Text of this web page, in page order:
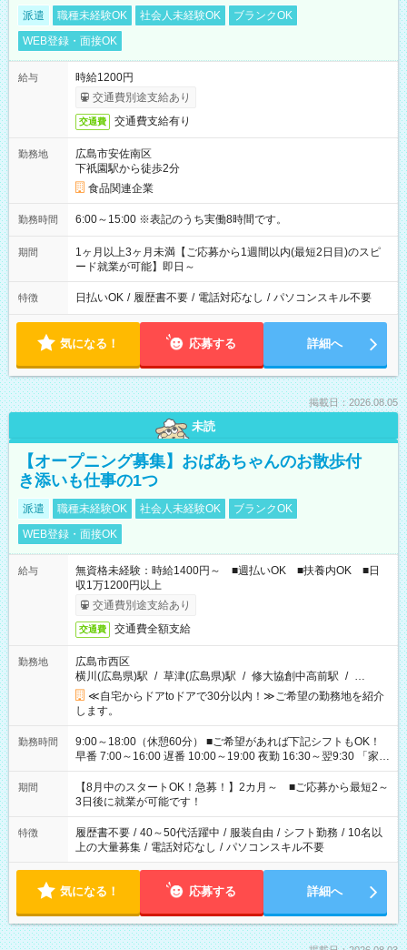
派遣 職種未経験OK 社会人未経験OK
ブランクOK
WEB登録・面接OK
給与
時給1200円
交通費別途支給あり
交通費 交通費支給有り
勤務地
広島市安佐南区
下祇園駅から徒歩2分
食品関連企業
勤務時間 6:00～15:00 ※表記のうち実働8時間です。
期間
1ヶ月以上3ヶ月未満【ご応募から1週間以内(最短2日目)のスピ
ード就業が可能】即日～
特徴 日払いOK / 履歴書不要 / 電話対応なし / パソコンスキル不要
気になる！ 応募する 詳細へ
掲載日：2026.08.05
未読
【オープニング募集】おばあちゃんのお散歩付
き添いも仕事の1つ
派遣 職種未経験OK 社会人未経験OK
ブランクOK
WEB登録・面接OK
給与
無資格未経験：時給1400円～ ■週払いOK ■扶養内OK ■日
収1万1200円以上
交通費別途支給あり
交通費 交通費全額支給
勤務地
広島市西区
横川(広島県)駅 / 草津(広島県)駅 / 修大協創中高前駅 / …
≪自宅からドアtoドアで30分以内！≫ご希望の勤務地を紹介
します。
勤務時間
9:00～18:00（休憩60分） ■ご希望があれば下記シフトもOK！
早番 7:00～16:00 遅番 10:00～19:00 夜勤 16:30～翌9:30 「家族
と休みを合わせたい」 「余裕を持って夕飯の準備がしたい」
「できれば残業はしたくない」 など、ご希望を教えてください
ね。 ※Wワーク希望の方へ 今ご覧のお仕事で希望する勤務時間
と、もう1つのお仕事の勤務時間。 合計で週40時間を超える場
合は応募できません。
期間
【8月中のスタートOK！急募！】2カ月～ ■ご応募から最短2～
3日後に就業が可能です！
特徴 履歴書不要 / 40～50代活躍中 / 服装自由 / シフト勤務 / 10名以
上の大量募集 / 電話対応なし / パソコンスキル不要
気になる！ 応募する 詳細へ